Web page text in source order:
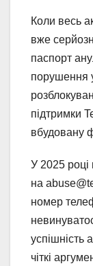
Коли весь
вже
паспорт
порушення
підтримки
вбудовану
У 2025 році
на
номер
успішність
чіткі